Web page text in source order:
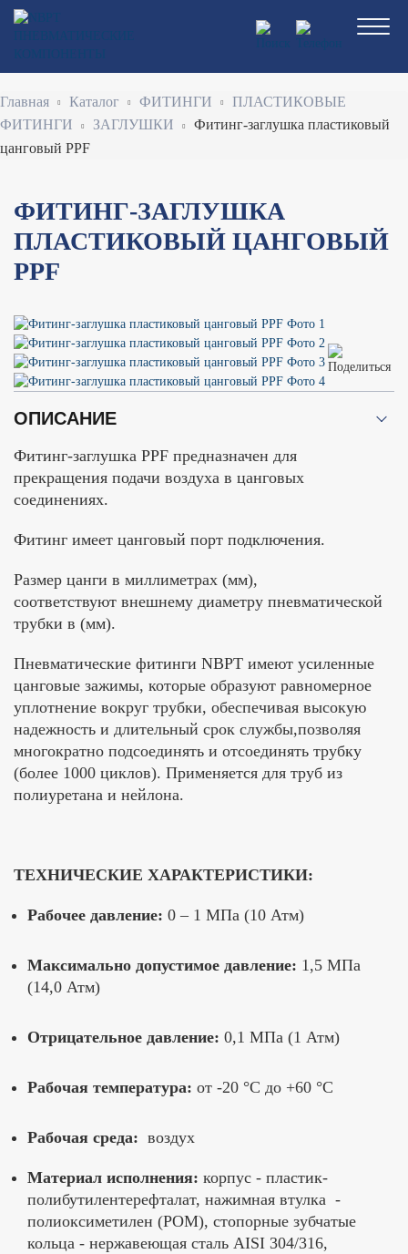
Перейти
Строка
навигации
Главная Каталог ФИТИНГИ
ПЛАСТИКОВЫЕ
ФИТИНГИ
ЗАГЛУШКИ
Фитинг-заглушка пластиковый
цанговый PPF
ФИТИНГ-ЗАГЛУШКА
ПЛАСТИКОВЫЙ ЦАНГОВЫЙ
PPF
ОПИСАНИЕ
Фитинг-заглушка PPF предназначен для
прекращения подачи воздуха в цанговых
соединениях.
Фитинг имеет цанговый порт подключения.
Размер цанги в миллиметрах (мм),
соответствуют внешнему диаметру пневматической
трубки в (мм).
Пневматические фитинги NBPT имеют усиленные
цанговые зажимы, которые образуют равномерное
уплотнение вокруг трубки, обеспечивая высокую
надежность и длительный срок службы,позволяя
многократно подсоединять и отсоединять трубку
(более 1000 циклов). Применяется для труб из
полиуретана и нейлона.
ТЕХНИЧЕСКИЕ ХАРАКТЕРИСТИКИ:
Рабочее давление: 0 – 1 МПа (10 Атм)
Максимально допустимое давление: 1,5 МПа
(14,0 Атм)
Отрицательное давление: 0,1 МПа (1 Атм)
Рабочая температура: от -20 °C до +60 °C
Рабочая среда: воздух
Материал исполнения: корпус - пластик-
полибутилентерефталат, нажимная втулка -
полиоксиметилен (POM), стопорные зубчатые
кольца - нержавеющая сталь AISI 304/316,